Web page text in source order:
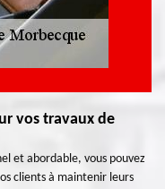
vos travaux de
et abordable, vous pouvez
clients à maintenir leurs